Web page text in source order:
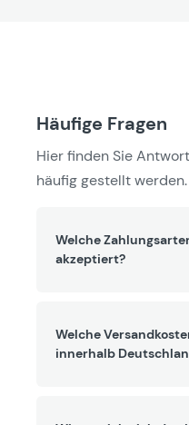
Häufige Fragen
Hier finden Sie
häufig gestellt werden.
Welche
akzeptiert?
Welche
innerhalb